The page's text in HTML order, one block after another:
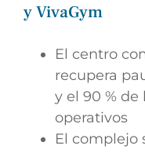
y VivaGym
El centro
recupera
y el 90 % de
operativos
El complejo